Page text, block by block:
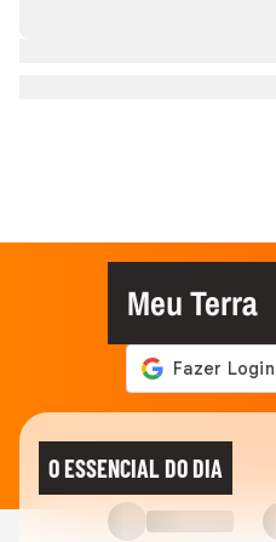
Meu Terra
O ESSENCIAL DO DIA